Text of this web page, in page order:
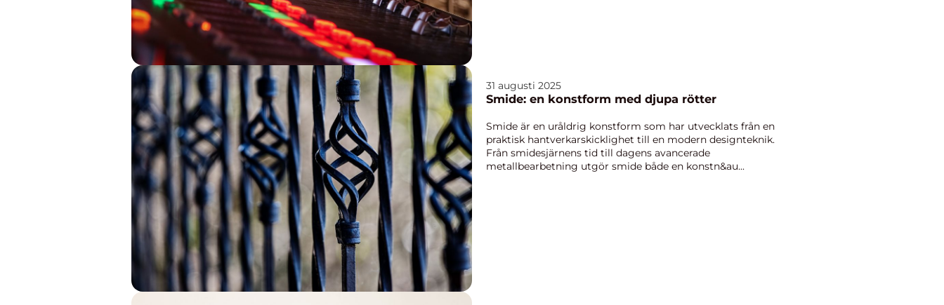
31 augusti 2025
Smide: en konstform med djupa rötter
Smide är en uråldrig konstform som har utvecklats från en
praktisk hantverkarskicklighet till en modern designteknik.
Från smidesjärnens tid till dagens avancerade
metallbearbetning utgör smide både en konstn&au...